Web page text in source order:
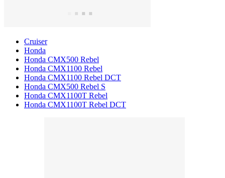
Cruiser
Honda
Honda CMX500 Rebel
Honda CMX1100 Rebel
Honda CMX1100 Rebel DCT
Honda CMX500 Rebel S
Honda CMX1100T Rebel
Honda CMX1100T Rebel DCT